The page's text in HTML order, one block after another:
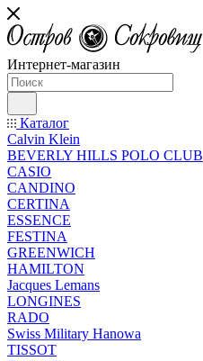
Интернет-магазин
Каталог
Calvin Klein
BEVERLY HILLS POLO CLUB
CASIO
CANDINO
CERTINA
ESSENCE
FESTINA
GREENWICH
HAMILTON
Jacques Lemans
LONGINES
RADO
Swiss Military Hanowa
TISSOT